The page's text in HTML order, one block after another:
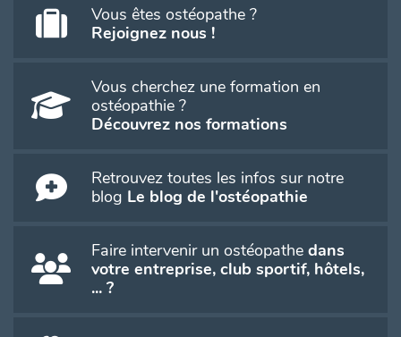
Vous êtes ostéopathe ?
Rejoignez nous !
Vous cherchez une formation en
ostéopathie ?
Découvrez nos formations
Retrouvez toutes les infos sur notre
blog Le blog de l'ostéopathie
Faire intervenir un ostéopathe dans
votre entreprise, club sportif, hôtels,
... ?